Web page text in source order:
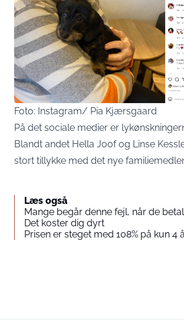
Foto: Instagram/ Pia Kjærsgaard
På det sociale medier er
Blandt andet Hella Joof og Linse
stort tillykke med det nye
Læs også
Mange begår denne fejl, når de
Det koster dig dyrt
Prisen er steget med 108% på kun 4